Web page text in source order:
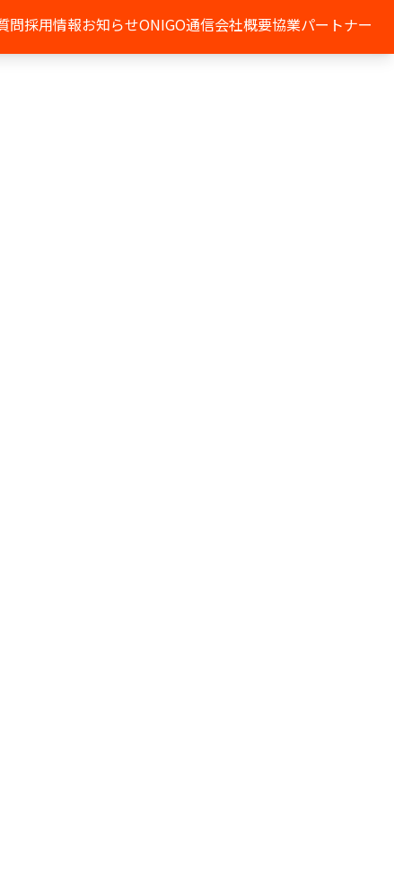
問採用情報お知らせONIGO通信会社概要協業パートナー